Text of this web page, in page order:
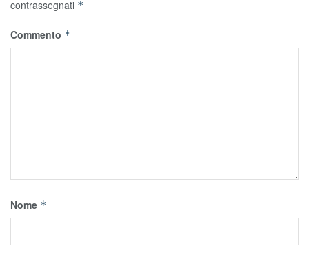
contrassegnati *
Commento *
Nome *